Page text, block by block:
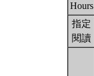
Hours
指定
閱讀